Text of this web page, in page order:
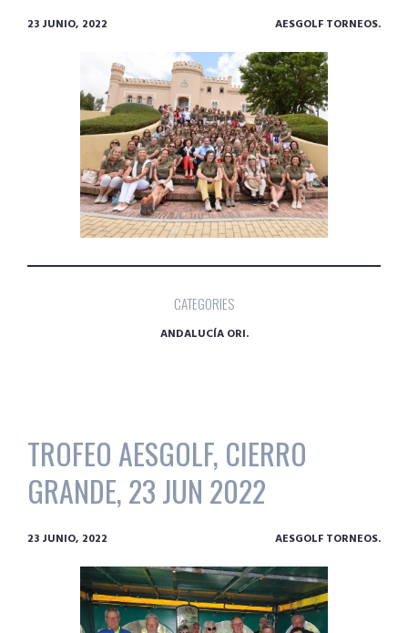
23 JUNIO, 2022 AESGOLF TORNEOS.
CATEGORIES
ANDALUCÍA ORI.
TROFEO AESGOLF, CIERRO
GRANDE, 23 JUN 2022
23 JUNIO, 2022 AESGOLF TORNEOS.